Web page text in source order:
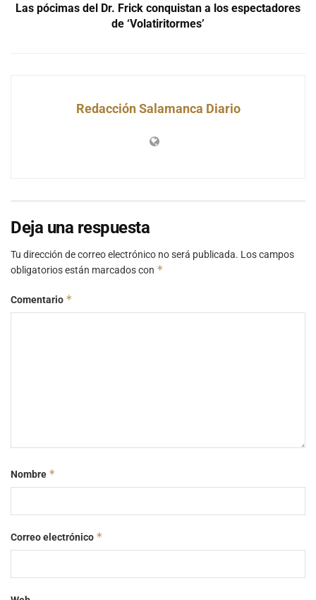
Las pócimas del Dr. Frick conquistan a los espectadores
de ‘Volatiritormes’
Redacción Salamanca Diario
Deja una respuesta
Tu dirección de correo electrónico no será publicada. Los campos
obligatorios están marcados con *
Comentario *
Nombre *
Correo electrónico *